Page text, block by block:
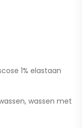
1% elastaan
wassen met